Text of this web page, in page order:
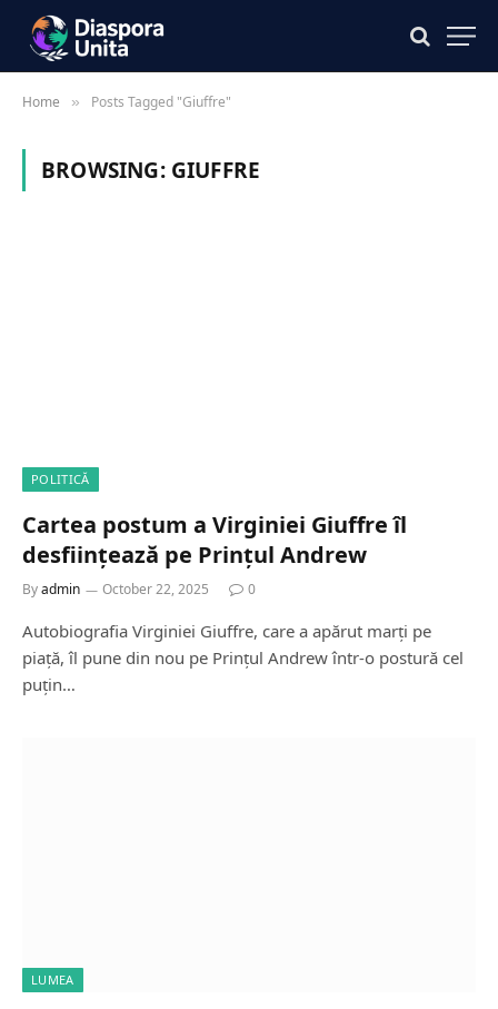
Home » Posts Tagged "Giuffre"
BROWSING: GIUFFRE
POLITICĂ
Cartea postum a Virginiei Giuffre îl
desființează pe Prințul Andrew
Byadmin October 22, 2025 0
Autobiografia Virginiei Giuffre, care a apărut marți pe
piață, îl pune din nou pe Prințul Andrew într-o postură cel
puțin…
LUMEA